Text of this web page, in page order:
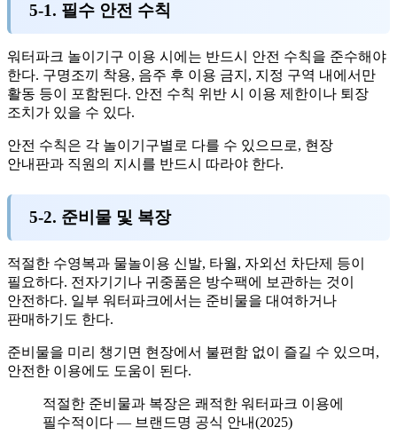
5-1. 필수 안전 수칙
워터파크 놀이기구 이용 시에는 반드시 안전 수칙을 준수해야
한다. 구명조끼 착용, 음주 후 이용 금지, 지정 구역 내에서만
활동 등이 포함된다. 안전 수칙 위반 시 이용 제한이나 퇴장
조치가 있을 수 있다.
안전 수칙은 각 놀이기구별로 다를 수 있으므로, 현장
안내판과 직원의 지시를 반드시 따라야 한다.
5-2. 준비물 및 복장
적절한 수영복과 물놀이용 신발, 타월, 자외선 차단제 등이
필요하다. 전자기기나 귀중품은 방수팩에 보관하는 것이
안전하다. 일부 워터파크에서는 준비물을 대여하거나
판매하기도 한다.
준비물을 미리 챙기면 현장에서 불편함 없이 즐길 수 있으며,
안전한 이용에도 도움이 된다.
적절한 준비물과 복장은 쾌적한 워터파크 이용에
필수적이다 — 브랜드명 공식 안내(2025)